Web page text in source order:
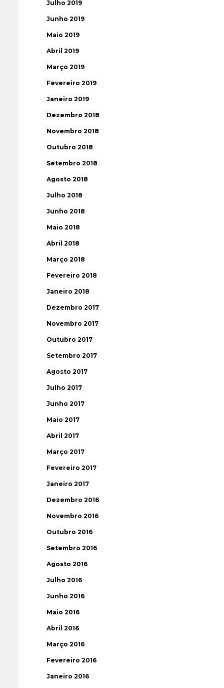
Julho 2019
Junho 2019
Maio 2019
Abril 2019
Março 2019
Fevereiro 2019
Janeiro 2019
Dezembro 2018
Novembro 2018
Outubro 2018
Setembro 2018
Agosto 2018
Julho 2018
Junho 2018
Maio 2018
Abril 2018
Março 2018
Fevereiro 2018
Janeiro 2018
Dezembro 2017
Novembro 2017
Outubro 2017
Setembro 2017
Agosto 2017
Julho 2017
Junho 2017
Maio 2017
Abril 2017
Março 2017
Fevereiro 2017
Janeiro 2017
Dezembro 2016
Novembro 2016
Outubro 2016
Setembro 2016
Agosto 2016
Julho 2016
Junho 2016
Maio 2016
Abril 2016
Março 2016
Fevereiro 2016
Janeiro 2016